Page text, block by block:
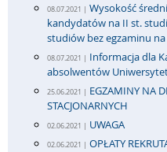
08.07.2021 | Wysokość
kandydatów na II st.
studiów bez egzaminu
08.07.2021 | Informacja dla
absolwentów
25.06.2021 | EGZAMINY NA
STACJONARNYCH
02.06.2021 | UWAGA
02.06.2021 | OPŁATY